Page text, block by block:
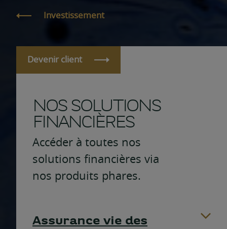
Investissement
Devenir client
NOS SOLUTIONS
FINANCIÈRES
Accéder à toutes nos
solutions financières via
nos produits phares.
Assurance vie des